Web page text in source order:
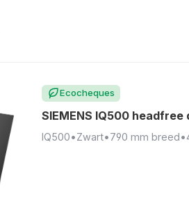
Ecocheques
SIEMENS IQ500
IQ500•Zwart•790 mm breed•